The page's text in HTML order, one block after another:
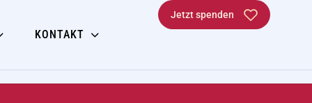
KONTAKT
Jetzt spenden